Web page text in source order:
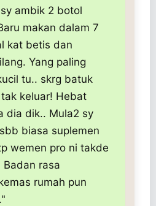
ambik 2 botol
makan dalam 7
kat betis dan
Yang paling
tu.. skrg batuk
keluar! Hebat
dia dik.. Mula2 sy
biasa suplemen
wemen pro ni takde
Badan rasa
rumah pun